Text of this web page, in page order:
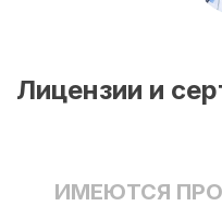
Лицензии и
ИМЕЮТСЯ